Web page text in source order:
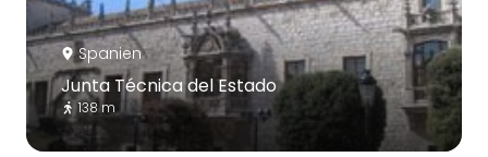
Spanien
Junta Técnica del Estado
138 m